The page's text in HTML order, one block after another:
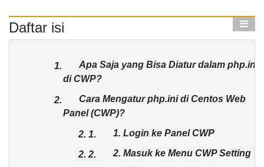
Daftar isi
1.
Apa Saja yang Bisa Diatur dalam php.ini
di CWP?
2.
Cara Mengatur php.ini di Centos Web
Panel (CWP)?
2. 1. 1. Login ke Panel CWP
2. 2. 2. Masuk ke Menu CWP Setting